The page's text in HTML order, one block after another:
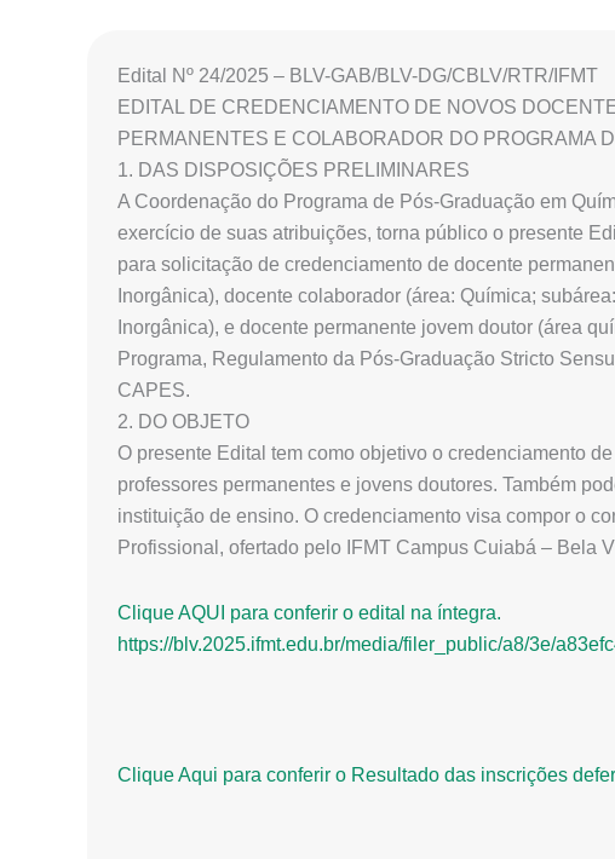
Edital Nº 24/2025 – BLV-GAB/BLV-DG/CBLV/RTR/IFMT
EDITAL DE CREDENCIAMENTO DE NOVOS
PERMANENTES E COLABORADOR DO PROGRAMA
1. DAS DISPOSIÇÕES PRELIMINARES
A Coordenação do Programa de Pós-Graduação em
exercício de suas atribuições, torna público o presente
para solicitação de credenciamento de docente
Inorgânica), docente colaborador (área: Química;
Inorgânica), e docente permanente jovem doutor (área
Programa, Regulamento da Pós-Graduação Stricto
CAPES.
2. DO OBJETO
O presente Edital tem como objetivo o credenciamento
professores permanentes e jovens doutores. Também
instituição de ensino. O credenciamento visa compor o
Profissional, ofertado pelo IFMT Campus Cuiabá – Bela
Clique AQUI para conferir o edital na íntegra.
https://blv.2025.ifmt.edu.br/media/filer_public/a8/3e/
Clique Aqui para conferir o Resultado das inscrições